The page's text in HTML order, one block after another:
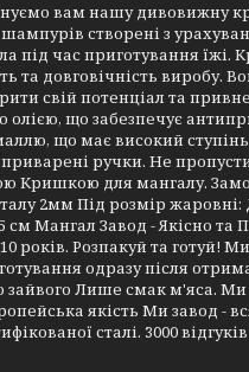
вам нашу дивовижну
створені з
під час приготування їжі.
та довговічність виробу.
свій потенціал та
що забезпечує
що має високий ступінь
ручки. Не
для мангалу.
2мм Під розмір
Мангал Завод - Якісно та
років. Розпакуй та готуй!
одразу після
зайвого Лише смак м'яса.
якість Ми завод -
сталі. 3000